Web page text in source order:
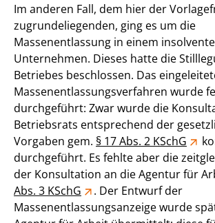
Im anderen Fall, dem hier der
zugrundeliegenden, ging es um die
Massenentlassung in einem
Unternehmen. Dieses hatte die
Betriebes beschlossen. Das
Massenentlassungsverfahren wurde
durchgeführt: Zwar wurde die
Betriebsrats entsprechend der
Vorgaben gem. § 17 Abs. 2 KSchG
durchgeführt. Es fehlte aber die
der Konsultation an die Agentur für
Abs. 3 KSchG
. Der Entwurf der
Massenentlassungsanzeige wurde